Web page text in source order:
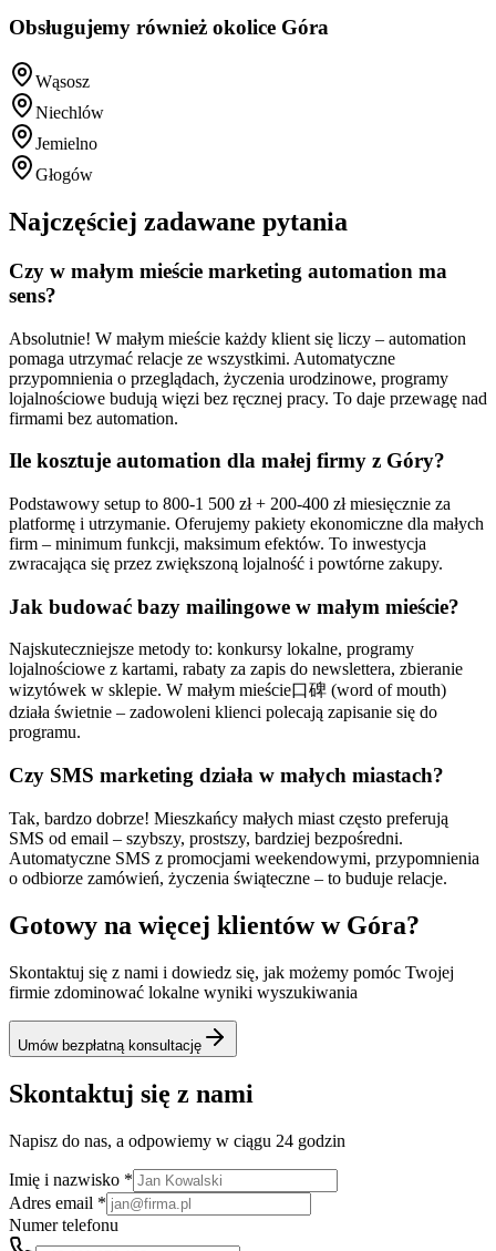
Obsługujemy również okolice Góra
Wąsosz
Niechlów
Jemielno
Głogów
Najczęściej zadawane pytania
Czy w małym mieście marketing automation ma
sens?
Absolutnie! W małym mieście każdy klient się liczy – automation
pomaga utrzymać relacje ze wszystkimi. Automatyczne
przypomnienia o przeglądach, życzenia urodzinowe, programy
lojalnościowe budują więzi bez ręcznej pracy. To daje przewagę nad
firmami bez automation.
Ile kosztuje automation dla małej firmy z Góry?
Podstawowy setup to 800-1 500 zł + 200-400 zł miesięcznie za
platformę i utrzymanie. Oferujemy pakiety ekonomiczne dla małych
firm – minimum funkcji, maksimum efektów. To inwestycja
zwracająca się przez zwiększoną lojalność i powtórne zakupy.
Jak budować bazy mailingowe w małym mieście?
Najskuteczniejsze metody to: konkursy lokalne, programy
lojalnościowe z kartami, rabaty za zapis do newslettera, zbieranie
wizytówek w sklepie. W małym mieście口碑 (word of mouth)
działa świetnie – zadowoleni klienci polecają zapisanie się do
programu.
Czy SMS marketing działa w małych miastach?
Tak, bardzo dobrze! Mieszkańcy małych miast często preferują
SMS od email – szybszy, prostszy, bardziej bezpośredni.
Automatyczne SMS z promocjami weekendowymi, przypomnienia
o odbiorze zamówień, życzenia świąteczne – to buduje relacje.
Gotowy na więcej klientów w Góra?
Skontaktuj się z nami i dowiedz się, jak możemy pomóc Twojej
firmie zdominować lokalne wyniki wyszukiwania
Umów bezpłatną konsultację
Skontaktuj się z nami
Napisz do nas, a odpowiemy w ciągu 24 godzin
Imię i nazwisko *
Adres email *
Numer telefonu